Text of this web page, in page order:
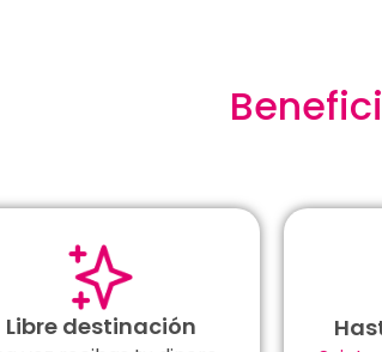
Libre destinación